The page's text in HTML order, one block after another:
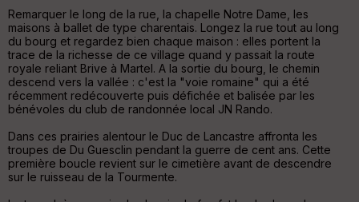
Aff
ic
he
r
d
é
ar
t
Remarquer le long de la rue, la chapelle Notre Dame, les
maisons à ballet de type charentais. Longez la rue tout au long
du bourg et regardez bien chaque maison : elles portent la
trace de la richesse de ce village quand y passait la route
royale reliant Brive à Martel. A la sortie du bourg, le chemin
descend vers la vallée : c'est la "voie romaine" qui a été
récemment redécouverte puis défichée et balisée par les
bénévoles du club de randonnée local JN Rando.
Dans ces prairies alentour le Duc de Lancastre affronta les
troupes de Du Guesclin pendant la guerre de cent ans. Cette
première boucle revient sur le cimetière avant de descendre
sur le ruisseau de la Tourmente.